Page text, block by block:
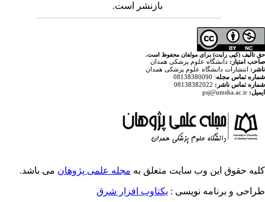
محفوظ است.
همدان
پزشکی همدان
متعلق به مجله علمی پژوهان می باشد.
:یکتاوب افزار شرق